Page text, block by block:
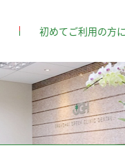
初めてご利用の方